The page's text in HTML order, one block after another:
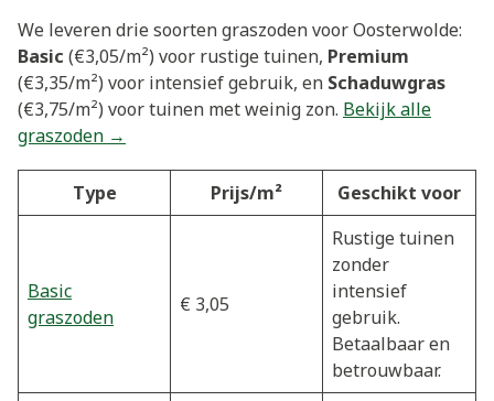
We leveren drie soorten graszoden voor Oosterwolde:
Basic (€3,05/m²) voor rustige tuinen, Premium
(€3,35/m²) voor intensief gebruik, en Schaduwgras
(€3,75/m²) voor tuinen met weinig zon. Bekijk alle
graszoden →
Type Prijs/m² Geschikt voor
Basic
graszoden
€ 3,05
Rustige tuinen
zonder
intensief
gebruik.
Betaalbaar en
betrouwbaar.